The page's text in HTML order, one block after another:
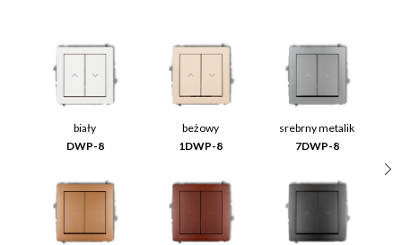
biały
DWP-8
beżowy
1DWP-8
srebrny metalik
7DWP-8